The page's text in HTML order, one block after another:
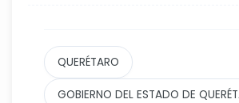
QUERÉTARO
GOBIERNO DEL ESTADO DE